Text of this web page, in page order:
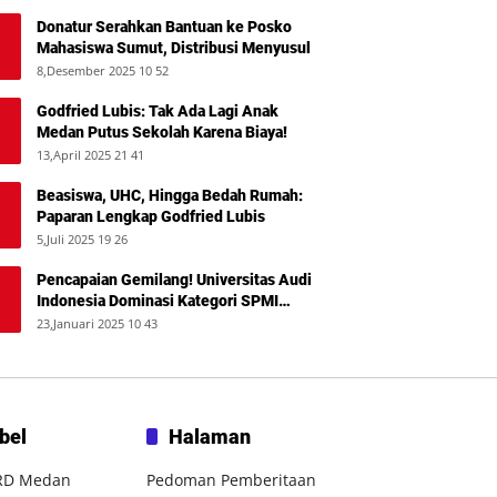
Donatur Serahkan Bantuan ke Posko
Mahasiswa Sumut, Distribusi Menyusul
8,Desember 2025 10 52
Godfried Lubis: Tak Ada Lagi Anak
Medan Putus Sekolah Karena Biaya!
13,April 2025 21 41
Beasiswa, UHC, Hingga Bedah Rumah:
Paparan Lengkap Godfried Lubis
5,Juli 2025 19 26
Pencapaian Gemilang! Universitas Audi
Indonesia Dominasi Kategori SPMI
Terbaik 2024
23,Januari 2025 10 43
Medan
Halaman
Pedoman Pemberitaan